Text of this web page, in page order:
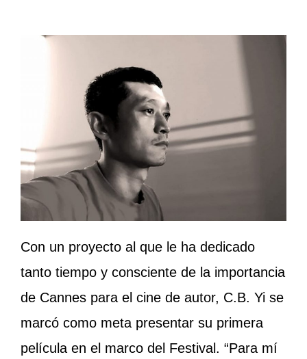
Con un proyecto al que le ha dedicado
tanto tiempo y consciente de la importancia
de Cannes para el cine de autor, C.B. Yi se
marcó como meta presentar su primera
película en el marco del Festival. “Para mí